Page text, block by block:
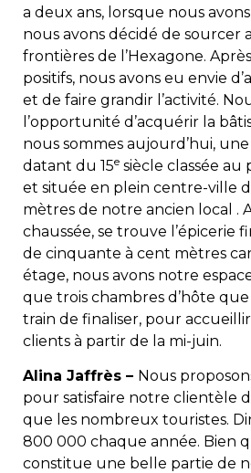
a deux ans, lorsque nous
nous avons décidé de sourcer
frontières de l’Hexagone.
positifs, nous avons eu envie
et de faire grandir l’activité.
l’opportunité d’acquérir la
nous sommes aujourd’hui,
datant du 15e siècle classée au
et située en plein centre-ville
mètres de notre ancien local .
chaussée, se trouve l’épicerie
de cinquante à cent mètres
étage, nous avons notre
que trois chambres d’hôte
train de finaliser, pour
clients à partir de la mi-juin.
Alina Jaffrès – Nous
pour satisfaire notre clientèle
que les nombreux touristes.
800 000 chaque année. Bien
constitue une belle partie de